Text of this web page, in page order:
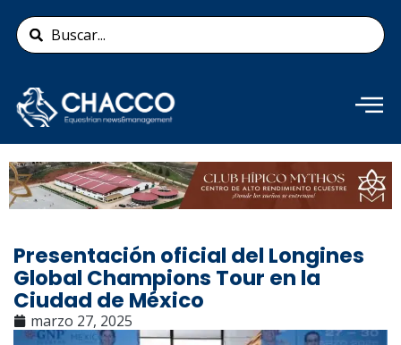
contenido
Search
...
Añade aquí tu texto de
cabecera
Presentación oficial del Longines
Global Champions Tour en la
Ciudad de México
marzo 27, 2025